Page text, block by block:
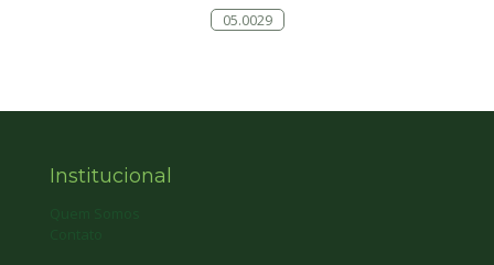
05.0029
Institucional